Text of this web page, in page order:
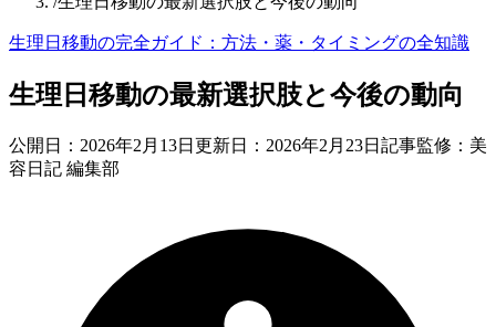
生理日移動の完全ガイド：方法・薬・タイミングの全知識
生理日移動の最新選択肢と今後の動向
公開日： 2026年2月13日 更新日： 2026年2月23日 記事監修：美
容日記 編集部